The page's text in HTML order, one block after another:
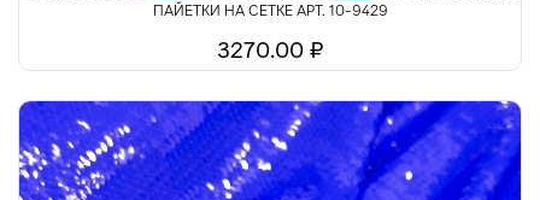
ПАЙЕТКИ НА СЕТКЕ АРТ. 10-9429
3270.00 ₽